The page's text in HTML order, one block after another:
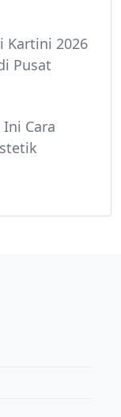
Kartini 2026
Pusat
Cara